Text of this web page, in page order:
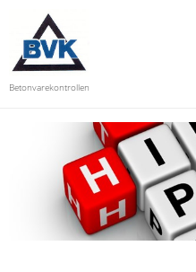
Betonvarekontrollen